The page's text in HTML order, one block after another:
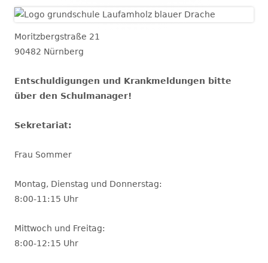
Moritzbergstraße 21
90482 Nürnberg
Entschuldigungen und Krankmeldungen bitte
über den Schulmanager!
Sekretariat:
Frau Sommer
Montag, Dienstag und Donnerstag:
8:00-11:15 Uhr
Mittwoch und Freitag:
8:00-12:15 Uhr